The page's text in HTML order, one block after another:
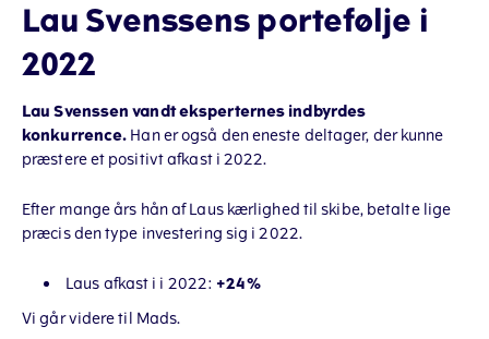
Lau Svenssens portefølje i
2022
Lau Svenssen vandt eksperternes indbyrdes
konkurrence. Han er også den eneste deltager, der kunne
præstere et positivt afkast i 2022.
Efter mange års hån af Laus kærlighed til skibe, betalte lige
præcis den type investering sig i 2022.
Laus afkast i i 2022: +24%
Vi går videre til Mads.